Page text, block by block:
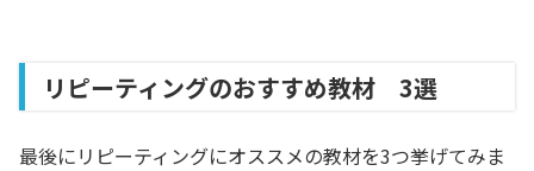
リピーティングのおすすめ教材 3選
最後にリピーティングにオススメの教材を3つ挙げてみま